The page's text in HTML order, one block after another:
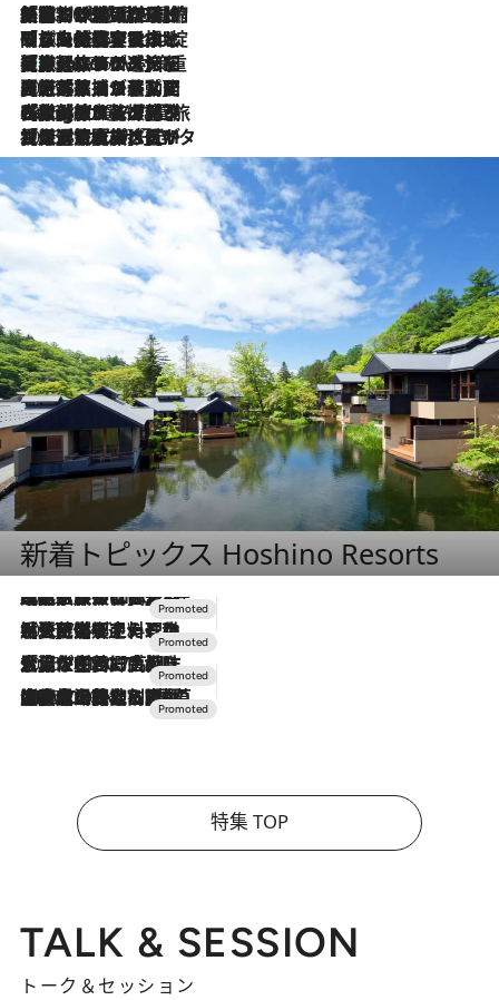
2026.8.6
「荷物が増えるほど旅ストレスは増す」美容ジャーナリストがたどり着いた最終結論。“化粧品を劇的に減らす”感動の凝縮美容とは
2026.8.6
「旅先には金髪ウィッグを持参」日本と同じメイクでは損してる!? 美容ジャーナリストが提案する“掟破りの旅美容”とは
2026.8.6
【厳選旅コスメ】「身軽さ＆UV対策重視！」ヘアアーティストshucoが選んだ夏旅ベストコスメを発表【Mサイズジップ】
2026.8.5
【厳選旅コスメ】国内をあちこち移動する河井菜摘が選んだ夏旅ベストコスメ発表！「リラックスアイテムはマスト」【Mサイズジップ】
2026.8.4
【厳選旅コスメ】「紫外線＆乾燥対策しながらメイク感も！」ヘア＆メイクGeorgeが選んだ夏旅ベストコスメを発表！【Mサイズジップ】
2026.8.3
【厳選旅コスメ】「保湿もタイパ重視！」“サウナ好き”タレント清水みさとが愛用する夏旅ベストコスメを発表！【Mサイズジップ】
新着トピックス Hoshino Resorts
2026.7.31
【ホテル帰省】という選択肢をOMOが提案。家族とほどよい距離を保つには「昼は実家、夜は気兼ねなくホテルで！」
2026.7.24
【夏限定ディナーコース】旬を迎える稚鮎や花ズッキーニなどをイタリア・トスカーナの郷土料理の手法で満喫！
2026.7.17
「土佐和ハーブかき氷」がOMO7高知に登場！生姜、山椒、大葉など目にも舌にも涼を呼ぶ郷土の味
2026.7.10
NEW OPEN！【界 草津】名湯の地に誕生。趣の異なる2種の温泉と上州ならではの会席・蕎麦割烹など美食を味わう究極の癒やし旅
特集 TOP
TALK & SESSION
トーク＆セッション